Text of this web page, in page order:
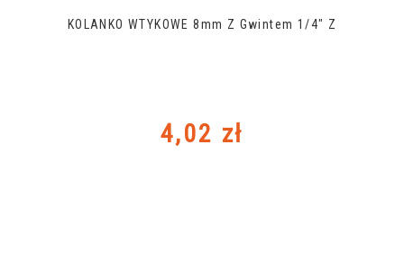
KOLANKO WTYKOWE 8mm Z Gwintem 1/4" Z
Cena
4,02 zł